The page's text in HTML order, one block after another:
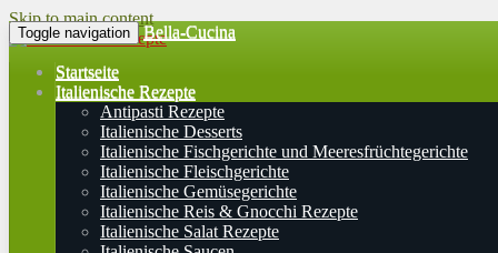
Skip to main content
Toggle navigation Bella-Cucina
Startseite
Italienische Rezepte
Antipasti Rezepte
Italienische Desserts
Italienische Fischgerichte und Meeresfrüchtegerichte
Italienische Fleischgerichte
Italienische Gemüsegerichte
Italienische Reis & Gnocchi Rezepte
Italienische Salat Rezepte